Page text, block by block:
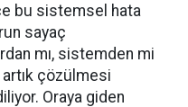
bu sistemsel hata
sayaç
mı, sistemden mi
artık çözülmesi
Oraya giden